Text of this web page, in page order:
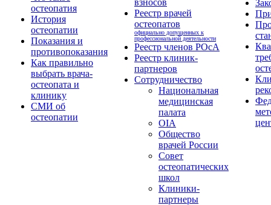
остеопатия
История
остеопатии
Показания и
противопоказания
Как правильно
выбрать врача-
остеопата и
клинику
СМИ об
остеопатии
взносов
Реестр врачей
остеопатов
официально допущенных к
профессиональной деятельности
Реестр членов РОсА
Реестр клиник-
партнеров
Сотрудничество
Национальная
медицинская
палата
OIA
Общество
врачей России
Совет
остеопатических
школ
Клиники-
партнеры